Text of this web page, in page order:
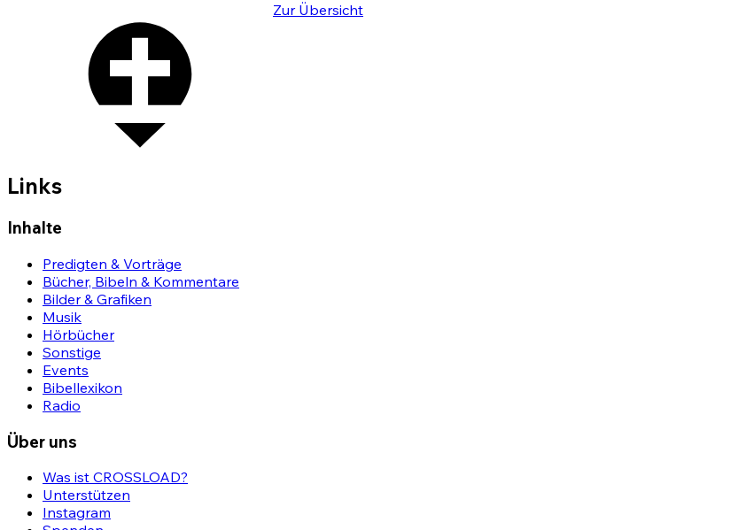
Zur Übersicht
Links
Inhalte
Predigten & Vorträge
Bücher, Bibeln & Kommentare
Bilder & Grafiken
Musik
Hörbücher
Sonstige
Events
Bibellexikon
Radio
Über uns
Was ist CROSSLOAD?
Unterstützen
Instagram